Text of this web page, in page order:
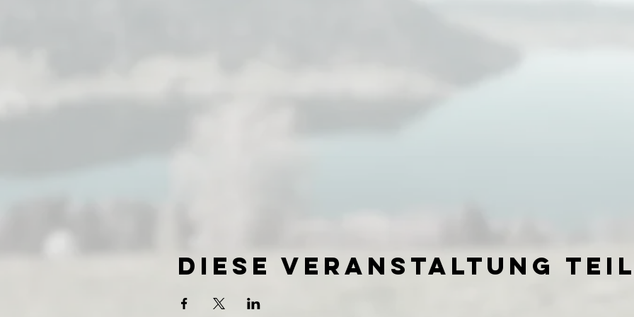
Diese Veranstaltung